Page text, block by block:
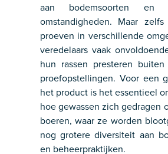
aan bodemsoorten en
omstandigheden. Maar
proeven in verschillende
veredelaars vaak
hun rassen presteren
proefopstellingen. Voor een
het product is het essentieel
hoe gewassen zich gedragen
boeren, waar ze worden
nog grotere diversiteit aan
en beheerpraktijken.